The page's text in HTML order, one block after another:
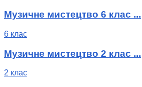
Музичне мистецтво 6 клас ...
6 клас
Музичне мистецтво 2 клас ...
2 клас